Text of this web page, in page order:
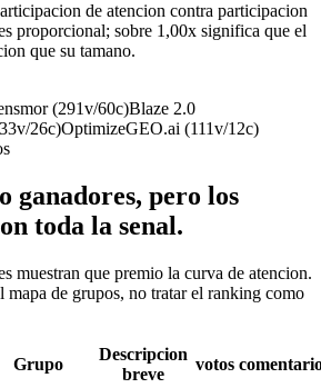
de atencion contra participacion
proporcional; sobre 1,00x significa que el
que su tamano.
(291v/60c)Blaze 2.0
26c)OptimizeGEO.ai (111v/12c)
ganadores, pero los
toda la senal.
muestran que premio la curva de atencion.
de grupos, no tratar el ranking como
Grupo
Descripcion
breve
votos